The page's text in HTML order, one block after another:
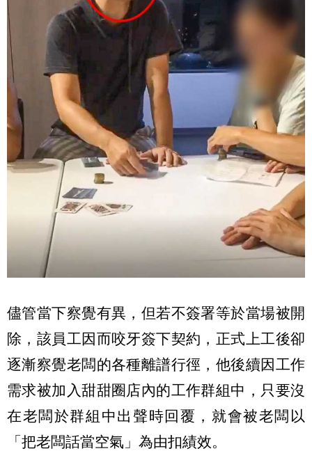
儘管當下察覺有異，但若不簽署等於當場被開
除，該員工因而咬牙簽下契約，正式上工後卻
逐漸察覺老闆的各種離譜行徑，他後續因工作
需求被加入甜甜圈店內的工作群組中，只要沒
在老闆於群組中出聲時回覆，就會被老闆以
「把老闆話當空氣」為由扣績效。